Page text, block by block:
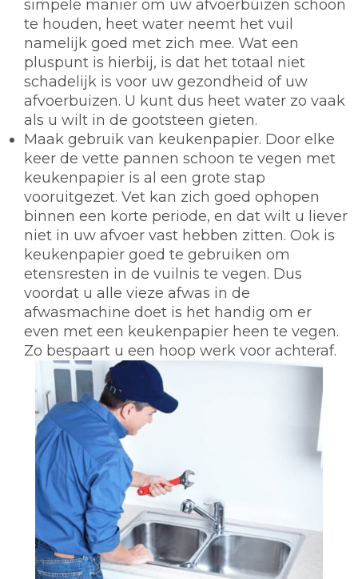
simpele manier om uw afvoerbuizen schoon
te houden, heet water neemt het vuil
namelijk goed met zich mee. Wat een
pluspunt is hierbij, is dat het totaal niet
schadelijk is voor uw gezondheid of uw
afvoerbuizen. U kunt dus heet water zo vaak
als u wilt in de gootsteen gieten.
Maak gebruik van keukenpapier. Door elke
keer de vette pannen schoon te vegen met
keukenpapier is al een grote stap
vooruitgezet. Vet kan zich goed ophopen
binnen een korte periode, en dat wilt u liever
niet in uw afvoer vast hebben zitten. Ook is
keukenpapier goed te gebruiken om
etensresten in de vuilnis te vegen. Dus
voordat u alle vieze afwas in de
afwasmachine doet is het handig om er
even met een keukenpapier heen te vegen.
Zo bespaart u een hoop werk voor achteraf.